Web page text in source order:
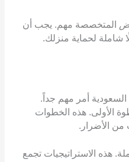
المتخصصة مهم. يجب أن
شاملة لحماية منزلك.
أمر مهم جداً.
الأولى. هذه الخطوات
من الأضرار.
هذه الاستراتيجيات تجمع